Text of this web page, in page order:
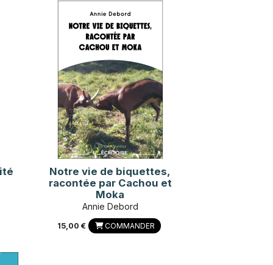
Notre vie de biquettes,
racontée par Cachou et
Moka
Annie Debord
15,00 € COMMANDER